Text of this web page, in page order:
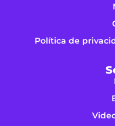
Política de